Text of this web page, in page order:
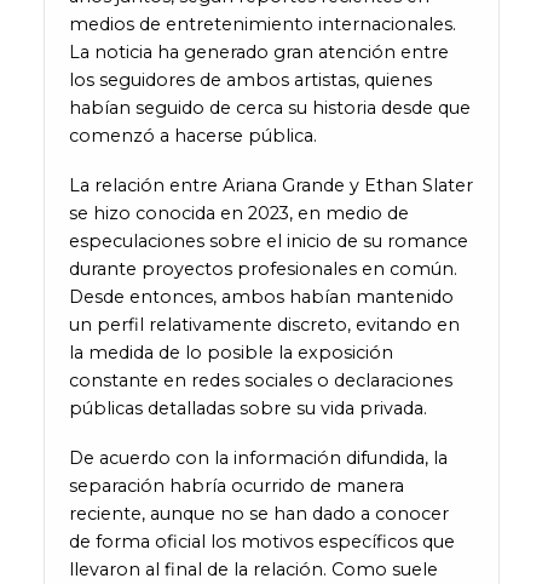
medios de entretenimiento internacionales.
La noticia ha generado gran atención entre
los seguidores de ambos artistas, quienes
habían seguido de cerca su historia desde que
comenzó a hacerse pública.
La relación entre Ariana Grande y Ethan Slater
se hizo conocida en 2023, en medio de
especulaciones sobre el inicio de su romance
durante proyectos profesionales en común.
Desde entonces, ambos habían mantenido
un perfil relativamente discreto, evitando en
la medida de lo posible la exposición
constante en redes sociales o declaraciones
públicas detalladas sobre su vida privada.
De acuerdo con la información difundida, la
separación habría ocurrido de manera
reciente, aunque no se han dado a conocer
de forma oficial los motivos específicos que
llevaron al final de la relación. Como suele